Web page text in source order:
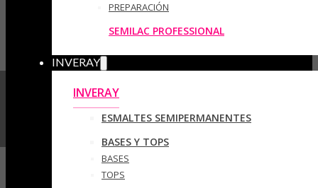
PREPARACIÓN
SEMILAC PROFESSIONAL
INVERAY
INVERAY
ESMALTES SEMIPERMANENTES
BASES Y TOPS
BASES
TOPS